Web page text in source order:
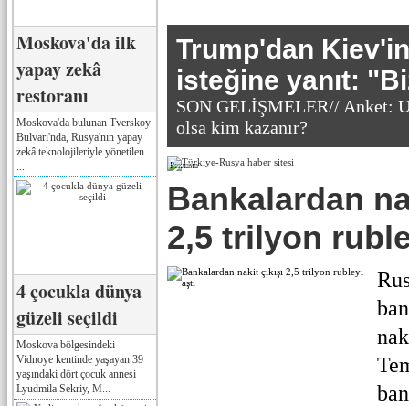
Moskova'da ilk
yapay zekâ
restoranı
Moskova'da bulunan Tverskoy
Bulvarı'nda, Rusya'nın yapay
zekâ teknolojileriyle yönetilen
4 çocukla dünya
güzeli seçildi
Moskova bölgesindeki
Vidnoye kentinde yaşayan 39
yaşındaki dört çocuk annesi
Lyudmila Sekriy, M...
Trump'dan
isteğine yanıt:
SON GELİŞMELER// Anket:
olsa kim kazanır?
Реклама
Bankalardan
2,5 trilyon